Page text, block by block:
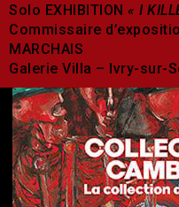
Solo EXHIBITION « I
Commissaire
MARCHAIS
Galerie Villa – Ivry-sur-